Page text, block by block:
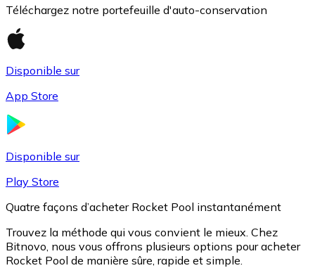
Téléchargez notre portefeuille d'auto-conservation
Disponible sur
App Store
Disponible sur
Play Store
Quatre façons d’acheter Rocket Pool instantanément
Trouvez la méthode qui vous convient le mieux. Chez
Bitnovo, nous vous offrons plusieurs options pour acheter
Rocket Pool de manière sûre, rapide et simple.